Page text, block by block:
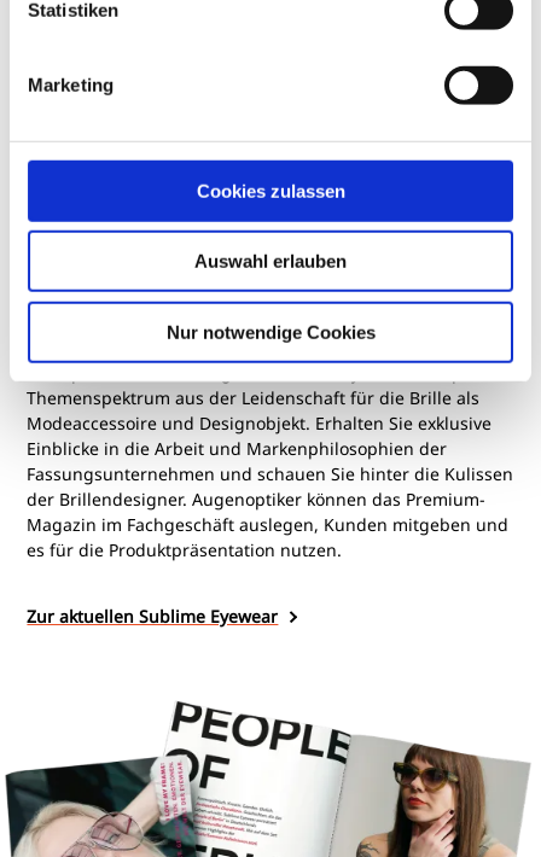
Statistiken
Marketing
Cookies zulassen
Auswahl erlauben
Nur notwendige Cookies
94,95 €
Das Magazin für Brillenliebhaber
Themenspektrum aus der Leidenschaft für die Brille als
Modeaccessoire und Designobjekt. Erhalten Sie exklusive
Einblicke in die Arbeit und Markenphilosophien der
Fassungsunternehmen und schauen Sie hinter die Kulissen
der Brillendesigner. Augenoptiker können das Premium-
Magazin im Fachgeschäft auslegen, Kunden mitgeben und
es für die Produktpräsentation nutzen.
Zur aktuellen Sublime Eyewear